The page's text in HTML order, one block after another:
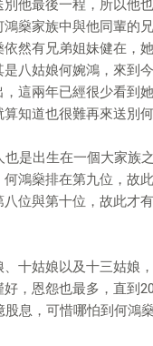
他最後一程，所以他
燊家族中與他同輩的
然有兄弟姐妹健在，
八姑娘何婉鴻，來到
這兩年已經很少看到
知道也很難再來送別
是出生在一個大家族
鴻燊排在第九位，故
位與第十位，故此才
十姑娘以及十三姑娘
，恩怨也最多，直到
息，可惜哪怕到何鴻